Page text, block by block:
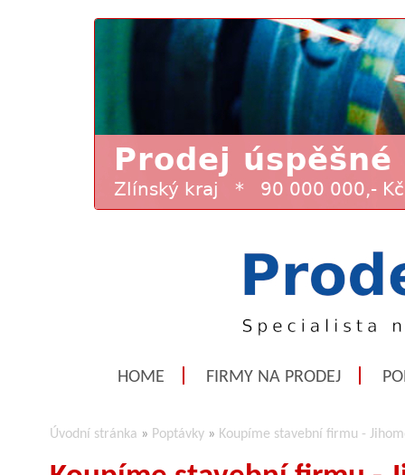
HOME FIRMY NA PRODEJ
Úvodní stránka » Poptávky » Koupíme stavební firmu -